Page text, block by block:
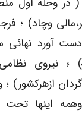
وچاد) ؛
آورد نهائی
؛ نیروی
ازهرکشور) ؛
اینها تحت